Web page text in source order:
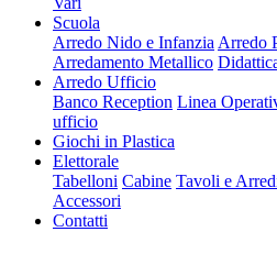
Scuola
Arredo Nido e Infanzia Arredo
Arredamento Metallico
Arredo Ufficio
Banco Reception Linea
ufficio
Giochi in Plastica
Elettorale
Tabelloni Cabine Tavoli e
Accessori
Contatti